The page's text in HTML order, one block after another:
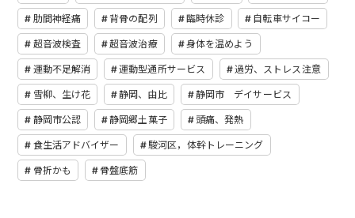
肋間神経痛 背骨の配列 臨時休診 自転車サイコー
超音波検査 超音波治療 身体を温めよう
運動不足解消 運動型通所サービス 過労、ストレス注意
雪柳、生け花 静岡、由比 静岡市 デイサービス
静岡市公認 静岡郷土菓子 頭痛、発熱
食生活アドバイザー 駿河区，体幹トレーニング
骨折かも 骨盤底筋